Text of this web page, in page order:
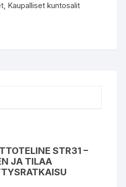
, Kaupalliset kuntosalit
STR31 –
JA TILAA